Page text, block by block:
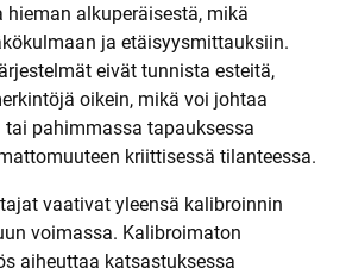
alkuperäisestä, mikä
ja etäisyysmittauksiin.
eivät tunnista esteitä,
oikein, mikä voi johtaa
pahimmassa tapauksessa
kriittisessä tilanteessa.
vaativat yleensä kalibroinnin
voimassa. Kalibroimaton
aiheuttaa katsastuksessa